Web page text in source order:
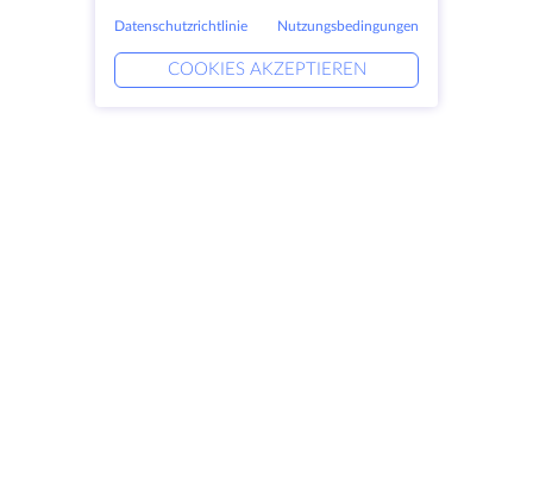
Datenschutzrichtlinie Nutzungsbedingungen
COOKIES AKZEPTIEREN